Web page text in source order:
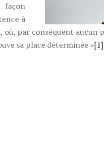
façon
à
par conséquent aucun
sa place déterminée »[1]